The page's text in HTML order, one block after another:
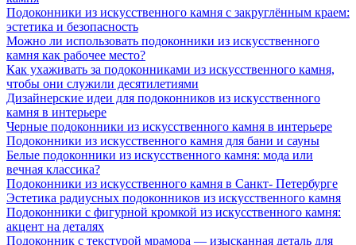
Подоконники из искусственного камня с закруглённым краем:
эстетика и безопасность
Можно ли использовать подоконники из искусственного
камня как рабочее место?
Как ухаживать за подоконниками из искусственного камня,
чтобы они служили десятилетиями
Дизайнерские идеи для подоконников из искусственного
камня в интерьере
Черные подоконники из искусственного камня в интерьере
Подоконники из искусственного камня для бани и сауны
Белые подоконники из искусственного камня: мода или
вечная классика?
Подоконники из искусственного камня в Санкт- Петербурге
Эстетика радиусных подоконников из искусственного камня
Подоконники с фигурной кромкой из искусственного камня:
акцент на деталях
Подоконник с текстурой мрамора — изысканная деталь для